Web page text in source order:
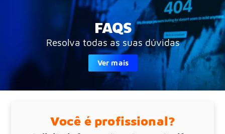
FAQS
Resolva todas as suas dúvidas
Ver mais
Você é profissional?